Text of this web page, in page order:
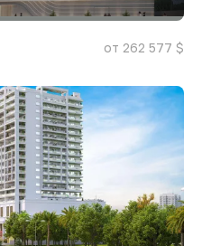
от 262 577 $